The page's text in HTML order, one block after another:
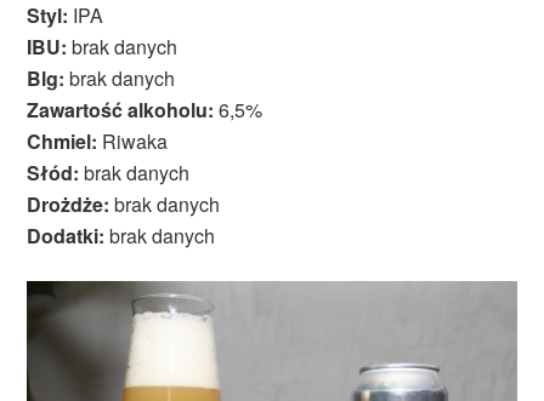
Styl: IPA
IBU: brak danych
Blg: brak danych
Zawartość alkoholu: 6,5%
Chmiel: Riwaka
Słód: brak danych
Drożdże: brak danych
Dodatki: brak danych